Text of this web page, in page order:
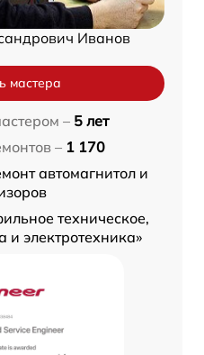
Иванов
мастера
– 5 лет
– 1 170
автомагнитол и
техническое,
и электротехника»